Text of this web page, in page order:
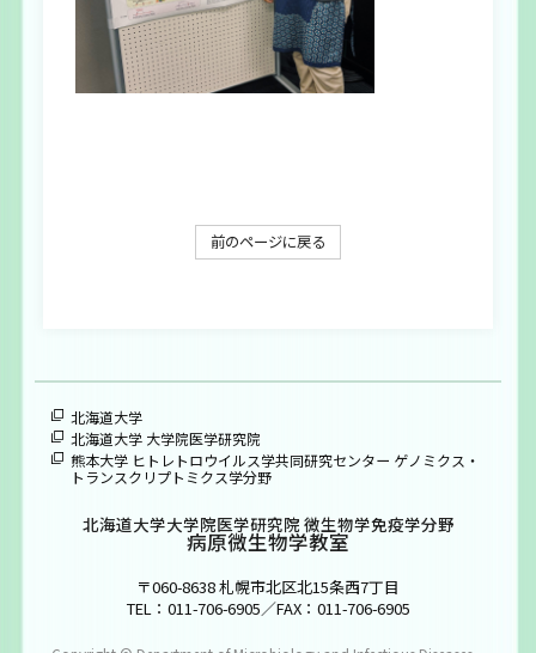
前のページに戻る
北海道大学
北海道大学 大学院医学研究院
熊本大学 ヒトレトロウイルス学共同研究センター ゲノミクス・
トランスクリプトミクス学分野
北海道大学大学院医学研究院 微生物学免疫学分野
病原微生物学教室
〒060-8638 札幌市北区北15条西7丁目
TEL：011-706-6905／FAX：011-706-6905